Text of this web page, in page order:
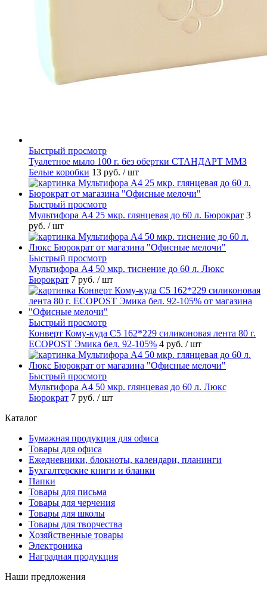
Быстрый просмотр
Туалетное мыло 100 г. без обертки СТАНДАРТ ММЗ
Белые коробки 13 руб. / шт
Быстрый просмотр
Мультифора А4 25 мкр. глянцевая до 60 л. Бюрократ 3
руб. / шт
Быстрый просмотр
Мультифора А4 50 мкр. тиснение до 60 л. Люкс
Бюрократ 7 руб. / шт
Быстрый просмотр
Конверт Кому-куда С5 162*229 силиконовая лента 80 г.
ECOPOST Эмика бел. 92-105% 4 руб. / шт
Быстрый просмотр
Мультифора А4 50 мкр. глянцевая до 60 л. Люкс
Бюрократ 7 руб. / шт
Каталог
Бумажная продукция для офиса
Товары для офиса
Ежедневники, блокноты, календари, планинги
Бухгалтерские книги и бланки
Папки
Товары для письма
Товары для черчения
Товары для школы
Товары для творчества
Хозяйственные товары
Электроника
Наградная продукция
Наши предложения